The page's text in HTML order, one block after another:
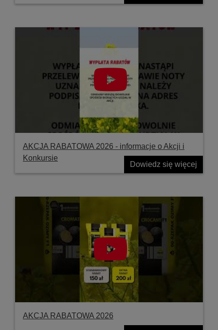
AKCJA RABATOWA 2026 - informacje o Akcji i
Konkursie
Dowiedz się więcej
AKCJA RABATOWA 2026